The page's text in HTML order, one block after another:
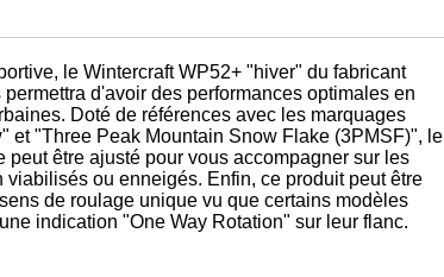
le Wintercraft WP52+ "hiver" du fabricant
permettra d'avoir des performances optimales en
Doté de références avec les marquages
et "Three Peak Mountain Snow Flake (3PMSF)", le
peut être ajusté pour vous accompagner sur les
viabilisés ou enneigés. Enfin, ce produit peut être
de roulage unique vu que certains modèles
indication "One Way Rotation" sur leur flanc.